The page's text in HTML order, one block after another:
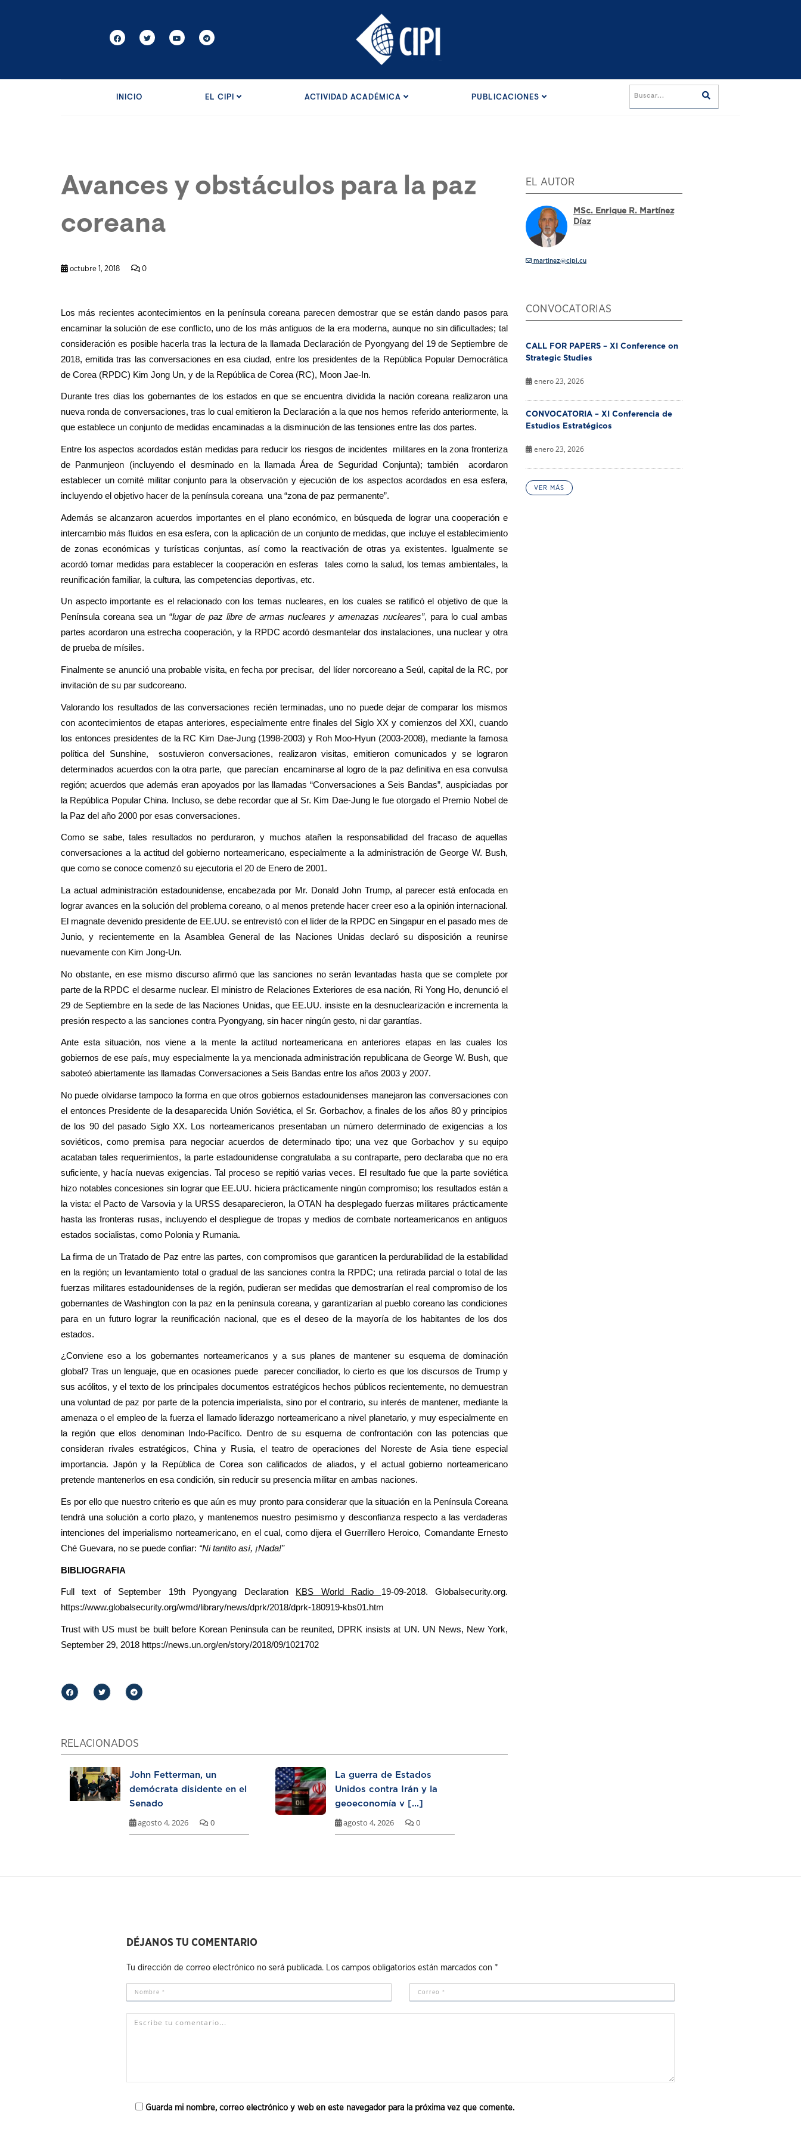
INICIO EL CIPI ACTIVIDAD ACADÉMICA PUBLICACIONES
Avances y obstáculos para la paz
coreana
octubre 1, 2018 0
Los más recientes acontecimientos en la península coreana parecen demostrar que se están dando pasos para
encaminar la solución de ese conflicto, uno de los más antiguos de la era moderna, aunque no sin dificultades; tal
consideración es posible hacerla tras la lectura de la llamada Declaración de Pyongyang del 19 de Septiembre de
2018, emitida tras las conversaciones en esa ciudad, entre los presidentes de la República Popular Democrática
de Corea (RPDC) Kim Jong Un, y de la República de Corea (RC), Moon Jae-In.
Durante tres días los gobernantes de los estados en que se encuentra dividida la nación coreana realizaron una
nueva ronda de conversaciones, tras lo cual emitieron la Declaración a la que nos hemos referido anteriormente, la
que establece un conjunto de medidas encaminadas a la disminución de las tensiones entre las dos partes.
Entre los aspectos acordados están medidas para reducir los riesgos de incidentes militares en la zona fronteriza
de Panmunjeon (incluyendo el desminado en la llamada Área de Seguridad Conjunta); también acordaron
establecer un comité militar conjunto para la observación y ejecución de los aspectos acordados en esa esfera,
incluyendo el objetivo hacer de la península coreana una “zona de paz permanente”.
Además se alcanzaron acuerdos importantes en el plano económico, en búsqueda de lograr una cooperación e
intercambio más fluidos en esa esfera, con la aplicación de un conjunto de medidas, que incluye el establecimiento
de zonas económicas y turísticas conjuntas, así como la reactivación de otras ya existentes. Igualmente se
acordó tomar medidas para establecer la cooperación en esferas tales como la salud, los temas ambientales, la
reunificación familiar, la cultura, las competencias deportivas, etc.
Un aspecto importante es el relacionado con los temas nucleares, en los cuales se ratificó el objetivo de que la
Península coreana sea un “lugar de paz libre de armas nucleares y amenazas nucleares”, para lo cual ambas
partes acordaron una estrecha cooperación, y la RPDC acordó desmantelar dos instalaciones, una nuclear y otra
de prueba de mísiles.
Finalmente se anunció una probable visita, en fecha por precisar, del líder norcoreano a Seúl, capital de la RC, por
invitación de su par sudcoreano.
Valorando los resultados de las conversaciones recién terminadas, uno no puede dejar de comparar los mismos
con acontecimientos de etapas anteriores, especialmente entre finales del Siglo XX y comienzos del XXI, cuando
los entonces presidentes de la RC Kim Dae-Jung (1998-2003) y Roh Moo-Hyun (2003-2008), mediante la famosa
política del Sunshine, sostuvieron conversaciones, realizaron visitas, emitieron comunicados y se lograron
determinados acuerdos con la otra parte, que parecían encaminarse al logro de la paz definitiva en esa convulsa
región; acuerdos que además eran apoyados por las llamadas “Conversaciones a Seis Bandas”, auspiciadas por
la República Popular China. Incluso, se debe recordar que al Sr. Kim Dae-Jung le fue otorgado el Premio Nobel de
la Paz del año 2000 por esas conversaciones.
Como se sabe, tales resultados no perduraron, y muchos atañen la responsabilidad del fracaso de aquellas
conversaciones a la actitud del gobierno norteamericano, especialmente a la administración de George W. Bush,
que como se conoce comenzó su ejecutoria el 20 de Enero de 2001.
La actual administración estadounidense, encabezada por Mr. Donald John Trump, al parecer está enfocada en
lograr avances en la solución del problema coreano, o al menos pretende hacer creer eso a la opinión internacional.
El magnate devenido presidente de EE.UU. se entrevistó con el líder de la RPDC en Singapur en el pasado mes de
Junio, y recientemente en la Asamblea General de las Naciones Unidas declaró su disposición a reunirse
nuevamente con Kim Jong-Un.
No obstante, en ese mismo discurso afirmó que las sanciones no serán levantadas hasta que se complete por
parte de la RPDC el desarme nuclear. El ministro de Relaciones Exteriores de esa nación, Ri Yong Ho, denunció el
29 de Septiembre en la sede de las Naciones Unidas, que EE.UU. insiste en la desnuclearización e incrementa la
presión respecto a las sanciones contra Pyongyang, sin hacer ningún gesto, ni dar garantías.
Ante esta situación, nos viene a la mente la actitud norteamericana en anteriores etapas en las cuales los
gobiernos de ese país, muy especialmente la ya mencionada administración republicana de George W. Bush, que
saboteó abiertamente las llamadas Conversaciones a Seis Bandas entre los años 2003 y 2007.
No puede olvidarse tampoco la forma en que otros gobiernos estadounidenses manejaron las conversaciones con
el entonces Presidente de la desaparecida Unión Soviética, el Sr. Gorbachov, a finales de los años 80 y principios
de los 90 del pasado Siglo XX. Los norteamericanos presentaban un número determinado de exigencias a los
soviéticos, como premisa para negociar acuerdos de determinado tipo; una vez que Gorbachov y su equipo
acataban tales requerimientos, la parte estadounidense congratulaba a su contraparte, pero declaraba que no era
suficiente, y hacía nuevas exigencias. Tal proceso se repitió varias veces. El resultado fue que la parte soviética
hizo notables concesiones sin lograr que EE.UU. hiciera prácticamente ningún compromiso; los resultados están a
la vista: el Pacto de Varsovia y la URSS desaparecieron, la OTAN ha desplegado fuerzas militares prácticamente
hasta las fronteras rusas, incluyendo el despliegue de tropas y medios de combate norteamericanos en antiguos
estados socialistas, como Polonia y Rumania.
La firma de un Tratado de Paz entre las partes, con compromisos que garanticen la perdurabilidad de la estabilidad
en la región; un levantamiento total o gradual de las sanciones contra la RPDC; una retirada parcial o total de las
fuerzas militares estadounidenses de la región, pudieran ser medidas que demostrarían el real compromiso de los
gobernantes de Washington con la paz en la península coreana, y garantizarían al pueblo coreano las condiciones
para en un futuro lograr la reunificación nacional, que es el deseo de la mayoría de los habitantes de los dos
estados.
¿Conviene eso a los gobernantes norteamericanos y a sus planes de mantener su esquema de dominación
global? Tras un lenguaje, que en ocasiones puede parecer conciliador, lo cierto es que los discursos de Trump y
sus acólitos, y el texto de los principales documentos estratégicos hechos públicos recientemente, no demuestran
una voluntad de paz por parte de la potencia imperialista, sino por el contrario, su interés de mantener, mediante la
amenaza o el empleo de la fuerza el llamado liderazgo norteamericano a nivel planetario, y muy especialmente en
la región que ellos denominan Indo-Pacífico. Dentro de su esquema de confrontación con las potencias que
consideran rivales estratégicos, China y Rusia, el teatro de operaciones del Noreste de Asia tiene especial
importancia. Japón y la República de Corea son calificados de aliados, y el actual gobierno norteamericano
pretende mantenerlos en esa condición, sin reducir su presencia militar en ambas naciones.
Es por ello que nuestro criterio es que aún es muy pronto para considerar que la situación en la Península Coreana
tendrá una solución a corto plazo, y mantenemos nuestro pesimismo y desconfianza respecto a las verdaderas
intenciones del imperialismo norteamericano, en el cual, como dijera el Guerrillero Heroico, Comandante Ernesto
Ché Guevara, no se puede confiar: “Ni tantito así, ¡Nada!”
BIBLIOGRAFIA
Full text of September 19th Pyongyang Declaration KBS World Radio 19-09-2018. Globalsecurity.org.
https://www.globalsecurity.org/wmd/library/news/dprk/2018/dprk-180919-kbs01.htm
Trust with US must be built before Korean Peninsula can be reunited, DPRK insists at UN. UN News, New York,
September 29, 2018 https://news.un.org/en/story/2018/09/1021702
RELACIONADOS
John Fetterman, un
demócrata disidente en el
Senado
agosto 4, 2026 0
La guerra de Estados
Unidos contra Irán y la
geoeconomía v [...]
agosto 4, 2026 0
EL AUTOR
MSc. Enrique R. Martínez
Díaz
martinez@cipi.cu
CONVOCATORIAS
CALL FOR PAPERS – XI Conference on
Strategic Studies
enero 23, 2026
CONVOCATORIA – XI Conferencia de
Estudios Estratégicos
enero 23, 2026
VER MÁS
DÉJANOS TU COMENTARIO
Tu dirección de correo electrónico no será publicada. Los campos obligatorios están marcados con *
Guarda mi nombre, correo electrónico y web en este navegador para la próxima vez que comente.